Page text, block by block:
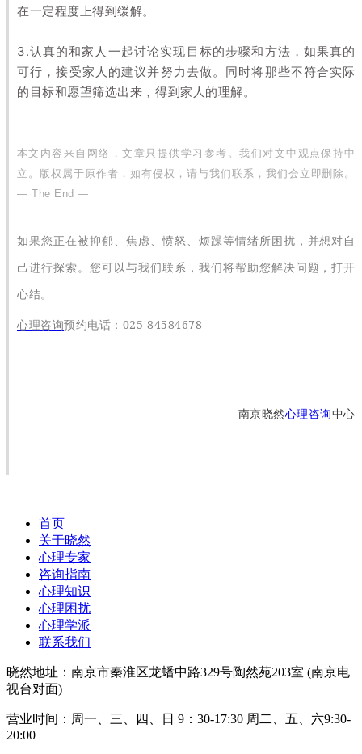
在一定程度上得到缓解。
3.认真的和家人一起讨论实现目标的步骤和方法，如果真的
可行，接受家人的建议并努力去做。同时将那些不符合实际
的目标和愿望筛选出来，得到家人的理解。
本文内容来自网络，文章只提供学习参考。我们对文中观点保持中
立。版权属于原作者，如有侵权，请与我们联系，我们会立即删除。
— The End —
如果您正在被抑郁、焦虑、愤怒、烦躁等情绪所困扰，并想对自
己进行探索。您可以与我们联系，我们将帮助您解决问题，打开
心结。
心理咨询预约电话： 025-84584678
------南京晓然心理咨询中心
首页
关于晓然
心理专家
咨询指南
心理知识
心理困扰
心理学派
联系我们
晓然地址：南京市秦淮区龙蟠中路329号陶然苑203室 (南京电
视台对面)
营业时间：周一、三、四、日 9：30-17:30 周二、五、六9:30-
20:00